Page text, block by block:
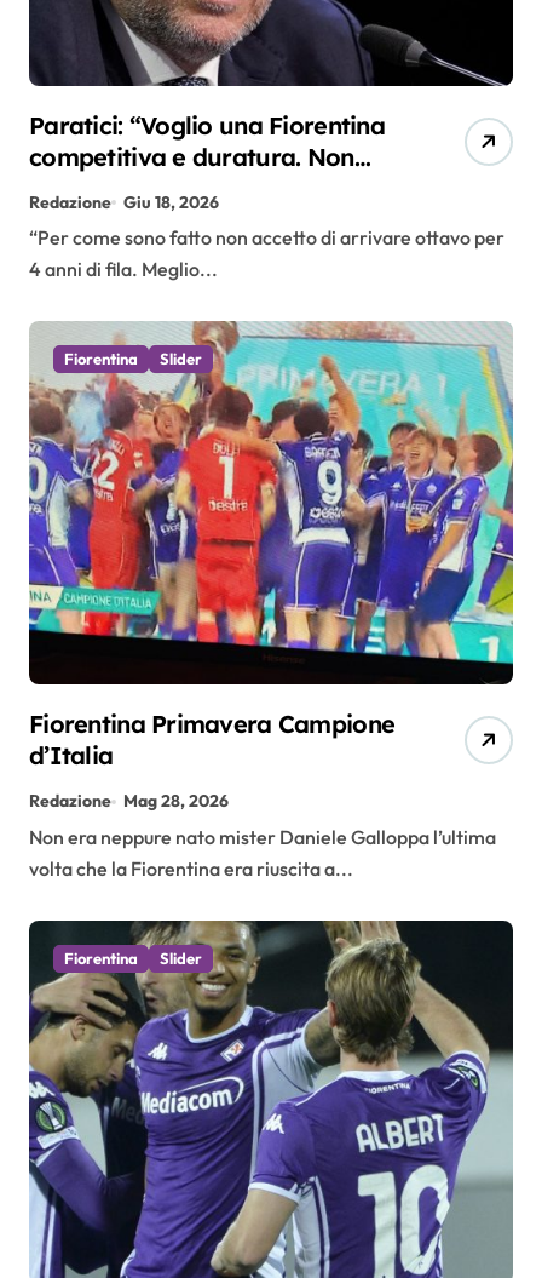
Paratici: “Voglio una Fiorentina
competitiva e duratura. Non
accetterei di arrivare ottavo per
4 anni di fila…”
Redazione Giu 18, 2026
“Per come sono fatto non accetto di arrivare ottavo per
4 anni di fila. Meglio...
Fiorentina Slider
Fiorentina Primavera Campione
d’Italia
Redazione Mag 28, 2026
Non era neppure nato mister Daniele Galloppa l’ultima
volta che la Fiorentina era riuscita a...
Fiorentina Slider